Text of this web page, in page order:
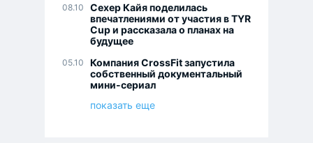
08.10
Сехер Кайя поделилась
впечатлениями от участия в TYR
Cup и рассказала о планах на
будущее
05.10
Компания CrossFit запустила
собственный документальный
мини-сериал
показать еще